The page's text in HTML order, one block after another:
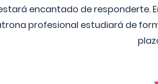
encantado de responderte.
profesional estudiará de